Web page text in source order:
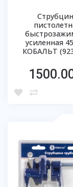
усиленная
КОБАЛЬТ